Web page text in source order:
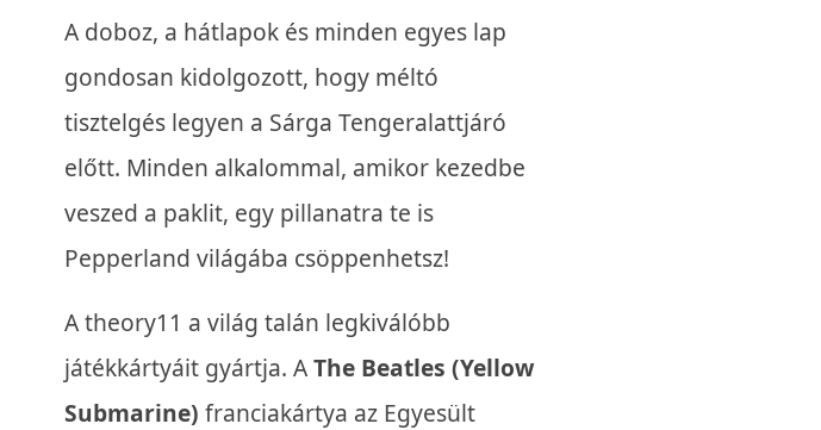
A doboz, a hátlapok és minden egyes lap
gondosan kidolgozott, hogy méltó
tisztelgés legyen a Sárga Tengeralattjáró
előtt. Minden alkalommal, amikor kezedbe
veszed a paklit, egy pillanatra te is
Pepperland világába csöppenhetsz!
A theory11 a világ talán legkiválóbb
játékkártyáit gyártja. AThe Beatles (Yellow
Submarine) franciakártya az Egyesült